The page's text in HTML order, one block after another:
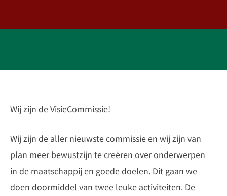
Wij zijn de VisieCommissie!
Wij zijn de aller nieuwste commissie en wij zijn van
plan meer bewustzijn te creëren over onderwerpen
in de maatschappij en goede doelen. Dit gaan we
doen doormiddel van twee leuke activiteiten. De